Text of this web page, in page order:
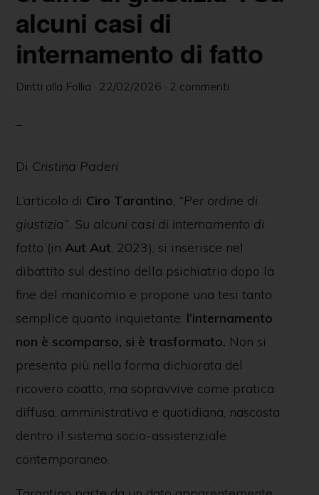
fondamentali
delle
persone
psichiatrico
giuridico.
alcuni casi di
internamento di fatto
Diritti alla Follia · 22/02/2026 · 2 commenti
Di Cristina Paderi
L’articolo di Ciro Tarantino, “Per ordine di
giustizia”. Su alcuni casi di internamento di
fatto (in Aut Aut, 2023), si inserisce nel
dibattito sul destino della psichiatria dopo la
fine del manicomio e propone una tesi tanto
semplice quanto inquietante: l’internamento
non è scomparso, si è trasformato. Non si
presenta più nella forma dichiarata del
ricovero coatto, ma sopravvive come pratica
diffusa, amministrativa e quotidiana, nascosta
dentro il sistema socio-assistenziale
contemporaneo.